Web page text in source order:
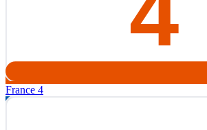
France 4